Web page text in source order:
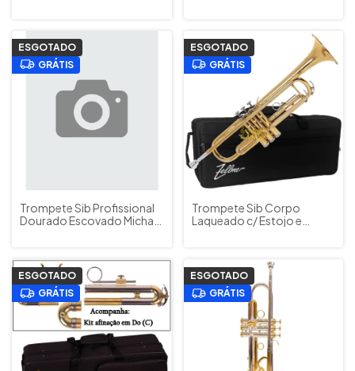
ESGOTADO
GRÁTIS
Trompete Sib Profissional
Dourado Escovado Michael
ESGOTADO
GRÁTIS
Trompete Sib Corpo
Laqueado c/ Estojo e
ESGOTADO
GRÁTIS
ESGOTADO
GRÁTIS